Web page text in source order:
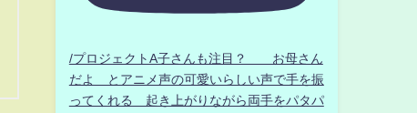
/プロジェクトA子さんも注目？ お母さん
だよ とアニメ声の可愛いらしい声で手を振
ってくれる 起き上がりながら両手をパタパ